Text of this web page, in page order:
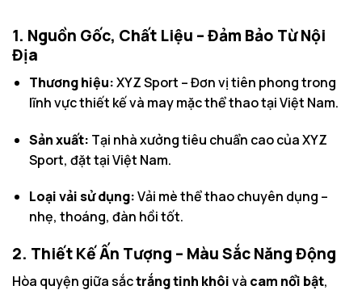
1. Nguồn Gốc, Chất Liệu – Đảm Bảo Từ Nội
Địa
Thương hiệu:XYZ Sport – Đơn vị tiên phong trong
lĩnh vực thiết kế và may mặc thể thao tại Việt Nam.
Sản xuất: Tại nhà xưởng tiêu chuẩn cao của XYZ
Sport, đặt tại Việt Nam.
Loại vải sử dụng:Vải mè thể thao chuyên dụng –
nhẹ, thoáng, đàn hồi tốt.
2. Thiết Kế Ấn Tượng – Màu Sắc Năng Động
Hòa quyện giữa sắctrắng tinh khôivà cam nổi bật,